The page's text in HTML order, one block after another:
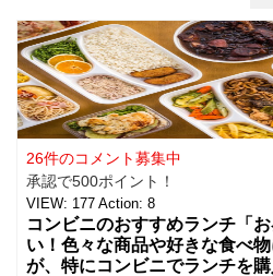
26件のコメント募集中
承認で500ポイント！
VIEW: 177 Action: 8
コンビニのおすすめランチ「
い！色々な商品や好きな食べ
が、特にコンビニでランチを